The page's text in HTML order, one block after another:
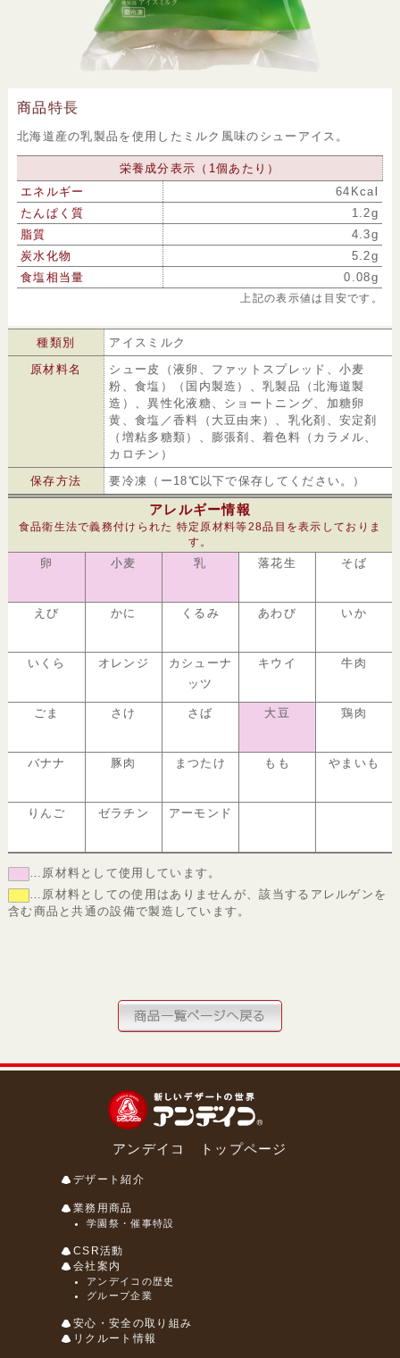
商品特長
北海道産の乳製品を使用したミルク風味のシューアイス。
栄養成分表示（1個あたり）
エネルギー
64Kcal
たんぱく質
1.2g
脂質
4.3g
炭水化物
5.2g
食塩相当量
0.08g
上記の表示値は目安です。
種類別
アイスミルク
原材料名
シュー皮（液卵、ファットスプレッド、小麦
粉、食塩）（国内製造）、乳製品（北海道製
造）、異性化液糖、ショートニング、加糖卵
黄、食塩／香料（大豆由来）、乳化剤、安定剤
（増粘多糖類）、膨張剤、着色料（カラメル、
カロチン）
保存方法
要冷凍（ー18℃以下で保存してください。）
アレルギー情報
食品衛生法で義務付けられた 特定原材料等28品目を表示しておりま
す。
卵 小麦 乳 落花生 そば
えび かに くるみ あわび いか
いくら オレンジ
カシューナ
ッツ
キウイ 牛肉
ごま さけ さば 大豆 鶏肉
バナナ 豚肉 まつたけ もも やまいも
りんご ゼラチン アーモンド
…原材料として使用しています。
…原材料としての使用はありませんが、該当するアレルゲンを
含む商品と共通の設備で製造しています。
アンデイコ トップページ
デザート紹介
業務用商品
学園祭・催事特設
CSR活動
会社案内
アンデイコの歴史
グループ企業
安心・安全の取り組み
リクルート情報